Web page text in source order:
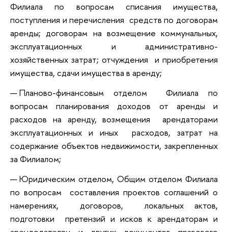
Филиала по вопросам списания имущества,
поступления и перечисления средств по договорам
аренды; договорам на возмещение коммунальных,
эксплуатационных и административно-
хозяйственных затрат; отчуждения и приобретения
имущества, сдачи имущества в аренду;
Планово-финансовым отделом Филиала по
вопросам планирования доходов от аренды и
расходов на аренду, возмещения арендаторами
эксплуатационных и иных расходов, затрат на
содержание объектов недвижимости, закрепленных
за Филиалом;
Юридическим отделом, Общим отделом Филиала
по вопросам составления проектов соглашений о
намерениях, договоров, локальных актов,
подготовки претензий и исков к арендаторам и